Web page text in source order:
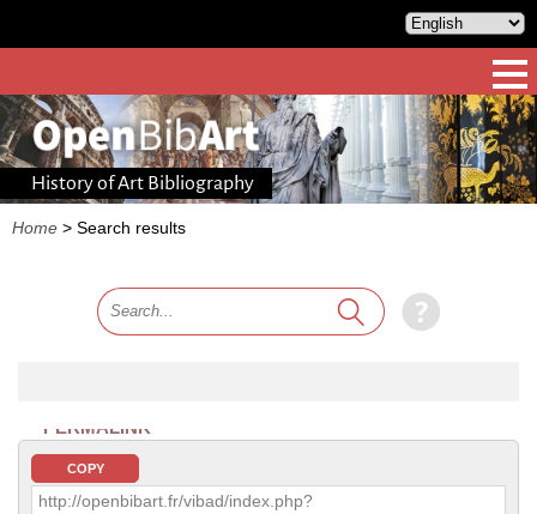
History of Art Bibliography
Home > Search results
PERMALINK
COPY
http://openbibart.fr/vibad/index.php?